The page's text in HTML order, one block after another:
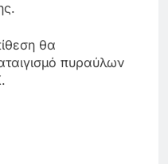
θα
πυραύλων